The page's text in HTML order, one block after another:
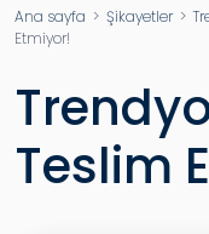
Ana sayfa > Şikayetler>
Etmiyor!
Teslim